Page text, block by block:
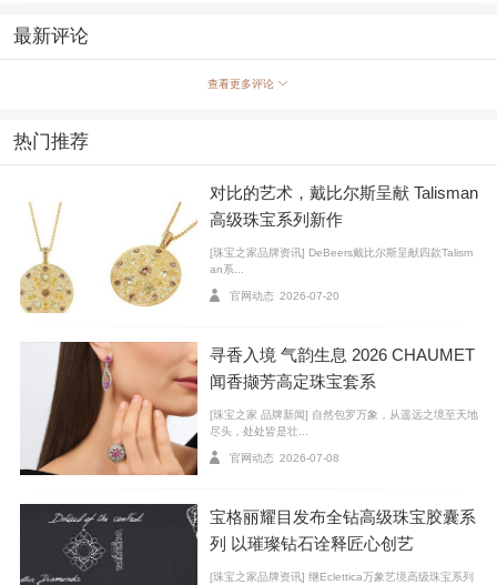
冬日搭配黑色大衣，也是Really时髦~
最新评论
查看更多评论
热门推荐
对比的艺术，戴比尔斯呈献 Talisman
高级珠宝系列新作
[珠宝之家品牌资讯] DeBeers戴比尔斯呈献四款Talism
an系...
官网动态 2026-07-20
寻香入境 气韵生息 2026 CHAUMET
闻香撷芳高定珠宝套系
[珠宝之家 品牌新闻] 自然包罗万象，从遥远之境至天地
尽头，处处皆是壮...
官网动态 2026-07-08
宝格丽耀目发布全钻高级珠宝胶囊系
列 以璀璨钻石诠释匠心创艺
[珠宝之家品牌资讯] 继Eclettica万象艺境高级珠宝系列